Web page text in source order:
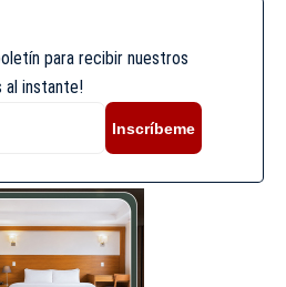
para recibir nuestros
al instante!
Inscríbeme